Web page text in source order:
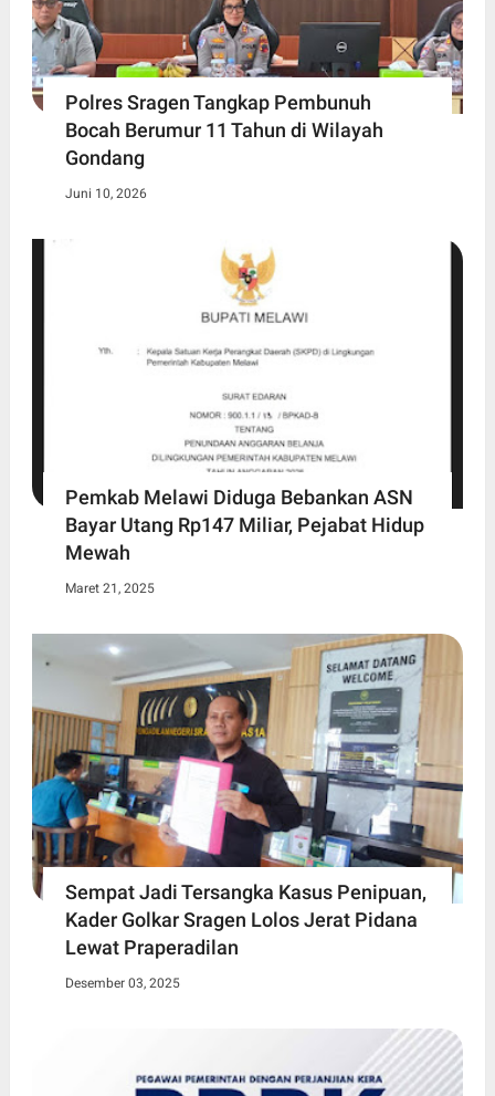
Polres Sragen Tangkap Pembunuh
Bocah Berumur 11 Tahun di Wilayah
Gondang
Juni 10, 2026
Pemkab Melawi Diduga Bebankan ASN
Bayar Utang Rp147 Miliar, Pejabat Hidup
Mewah
Maret 21, 2025
Sempat Jadi Tersangka Kasus Penipuan,
Kader Golkar Sragen Lolos Jerat Pidana
Lewat Praperadilan
Desember 03, 2025